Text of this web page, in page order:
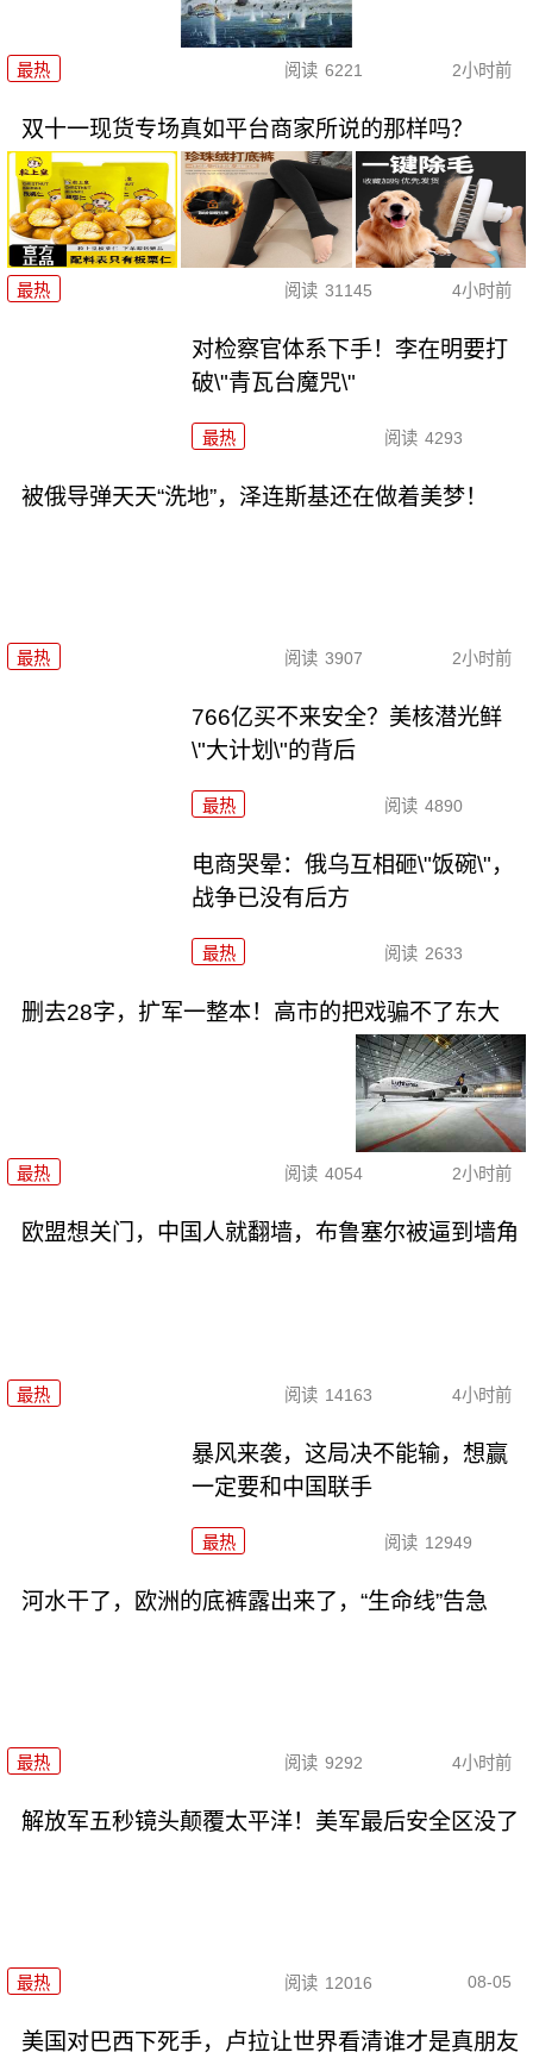
最热 阅读 6221 2小时前
双十一现货专场真如平台商家所说的那样吗？
最热 阅读 31145 4小时前
对检察官体系下手！李在明要打
破\"青瓦台魔咒\"
最热 阅读 4293
被俄导弹天天“洗地”，泽连斯基还在做着美梦！
最热 阅读 3907 2小时前
766亿买不来安全？美核潜光鲜
\"大计划\"的背后
最热 阅读 4890
电商哭晕：俄乌互相砸\"饭碗\"，
战争已没有后方
最热 阅读 2633
删去28字，扩军一整本！高市的把戏骗不了东大
最热 阅读 4054 2小时前
欧盟想关门，中国人就翻墙，布鲁塞尔被逼到墙角
最热 阅读 14163 4小时前
暴风来袭，这局决不能输，想赢
一定要和中国联手
最热 阅读 12949
河水干了，欧洲的底裤露出来了，“生命线”告急
最热 阅读 9292 4小时前
解放军五秒镜头颠覆太平洋！美军最后安全区没了
最热 阅读 12016 08-05
美国对巴西下死手，卢拉让世界看清谁才是真朋友